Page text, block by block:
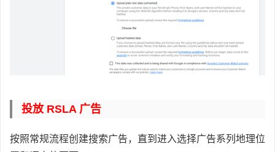
投放 RSLA 广告
按照常规流程创建搜索广告，直到进入选择广告系列地理位